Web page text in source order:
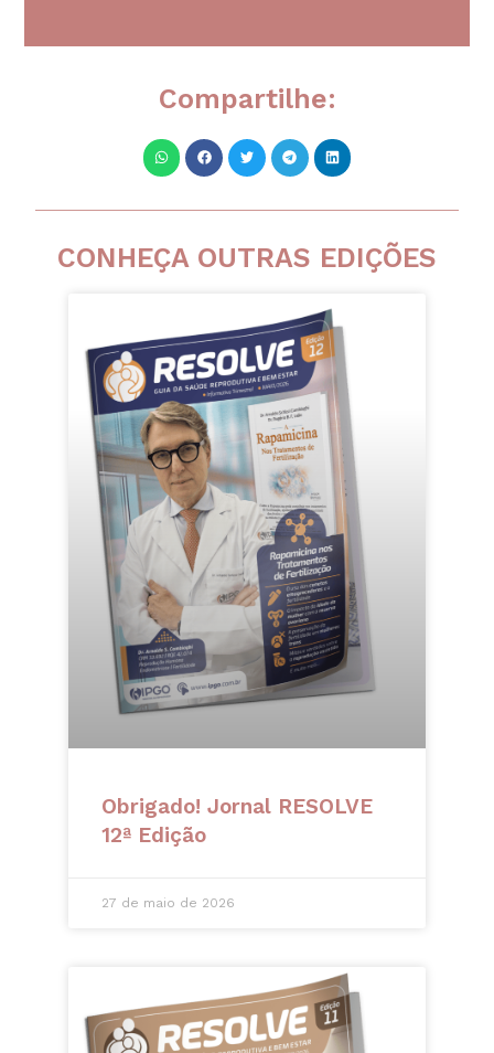
Compartilhe:
CONHEÇA OUTRAS EDIÇÕES
Obrigado! Jornal RESOLVE
12ª Edição
27 de maio de 2026